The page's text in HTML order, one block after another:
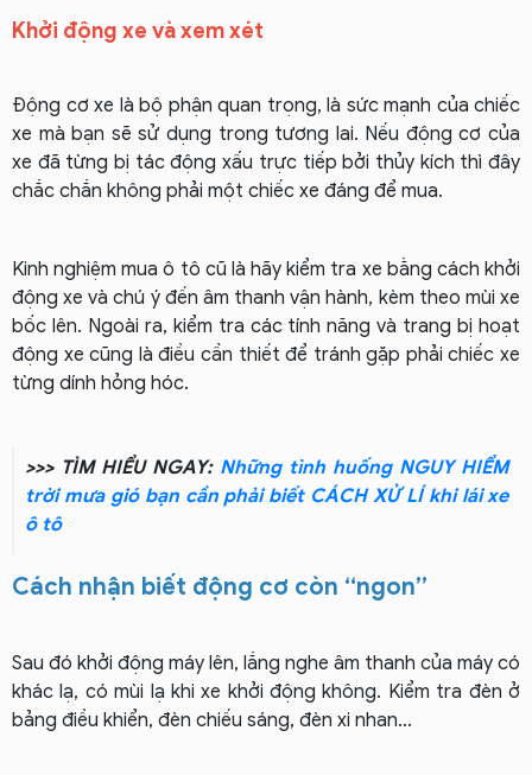
Khởi động xe và xem xét
Động cơ xe là bộ phận quan trọng, là sức mạnh của chiếc
xe mà bạn sẽ sử dụng trong tương lai. Nếu động cơ của
xe đã từng bị tác động xấu trực tiếp bởi thủy kích thì đây
chắc chắn không phải một chiếc xe đáng để mua.
Kinh nghiệm mua ô tô cũ là hãy kiểm tra xe bằng cách khởi
động xe và chú ý đến âm thanh vận hành, kèm theo mùi xe
bốc lên. Ngoài ra, kiểm tra các tính năng và trang bị hoạt
động xe cũng là điều cần thiết để tránh gặp phải chiếc xe
từng dính hỏng hóc.
>>> TÌM HIỂU NGAY: Những tình huống NGUY HIỂM
trời mưa gió bạn cần phải biết CÁCH XỬ LÍ khi lái xe
ô tô
Cách nhận biết động cơ còn “ngon”
Sau đó khởi động máy lên, lắng nghe âm thanh của máy có
khác lạ, có mùi lạ khi xe khởi động không. Kiểm tra đèn ở
bảng điều khiển, đèn chiếu sáng, đèn xi nhan…